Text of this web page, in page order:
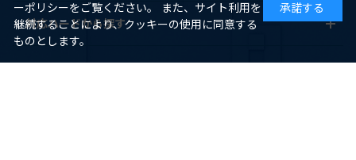
対応ハードから探す
ーポリシーをご覧ください。 また、サイト利用を
継続することにより、クッキーの使用に同意する
ものとします。
承諾する